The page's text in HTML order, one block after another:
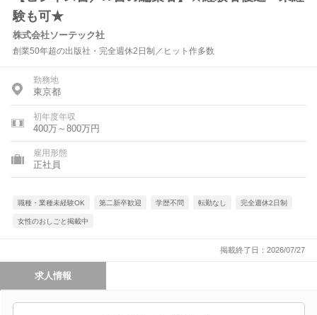
験も可★
株式会社ソーテック社
創業50年超の出版社・完全週休2日制／ヒット作多数
勤務地
東京都
初年度年収
400万～800万円
雇用形態
正社員
職種・業種未経験OK 第二新卒歓迎 学歴不問 転勤なし 完全週休2日制
女性のおしごと掲載中
掲載終了日：2026/07/27
求人情報